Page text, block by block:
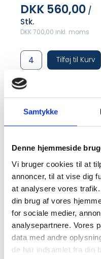
Samtykke
Denne hjemmeside
Vi bruger cookies til at
annoncer, til at vise dig
at analysere vores
din brug af vores
for sociale medier,
analysepartnere. Vores
data med andre
de har indsamlet fra din
DKK 560,00 /
Stk.
DKK 700,00 inkl. moms
Tilføj til Kurv
MARK5926
#Markberg
Weekendtaske -
Polyester